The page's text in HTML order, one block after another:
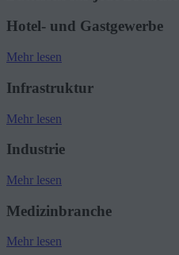
Hotel- und Gastgewerbe
Mehr lesen
Infrastruktur
Mehr lesen
Industrie
Mehr lesen
Medizinbranche
Mehr lesen